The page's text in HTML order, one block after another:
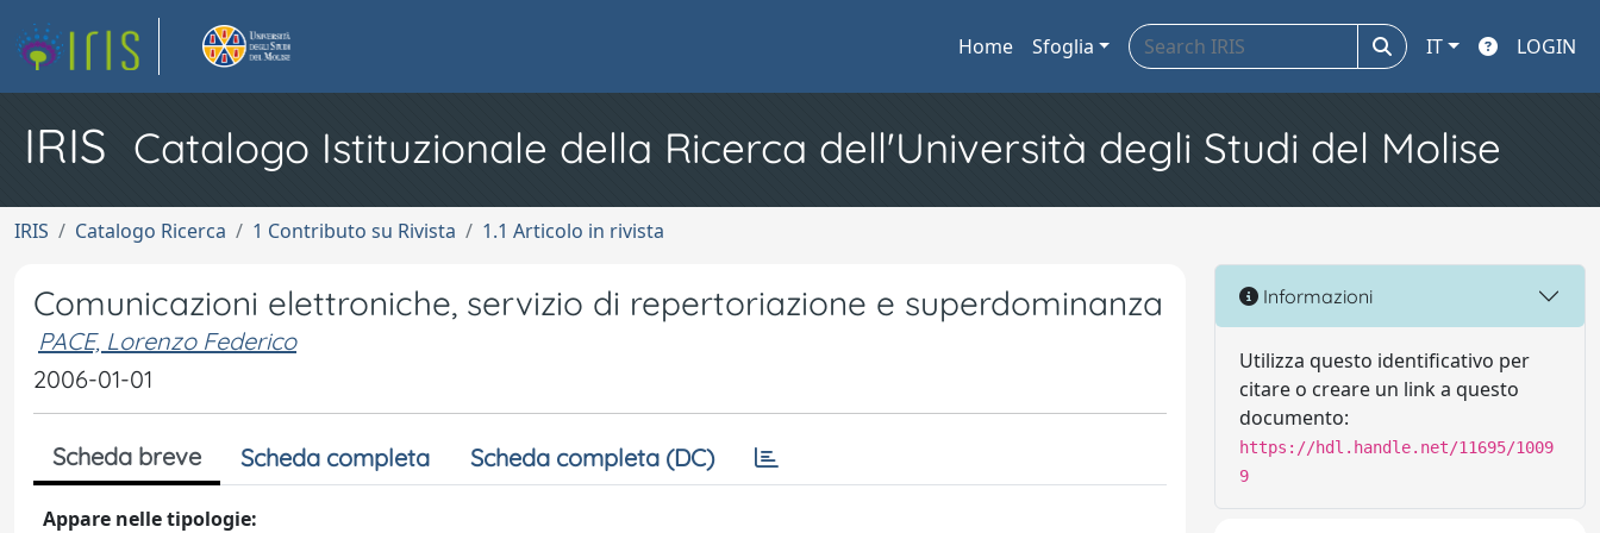
Home Sfoglia IT LOGIN
IRIS Catalogo Istituzionale della Ricerca dell'Università degli Studi del Molise
IRIS Catalogo Ricerca 1 Contributo su Rivista 1.1 Articolo in rivista
Comunicazioni elettroniche, servizio di repertoriazione e superdominanza
PACE, Lorenzo Federico
2006-01-01
Scheda breve Scheda completa Scheda completa (DC)
Appare nelle tipologie:
Informazioni
Utilizza questo identificativo per
citare o creare un link a questo
documento:
https://hdl.handle.net/11695/1009
9